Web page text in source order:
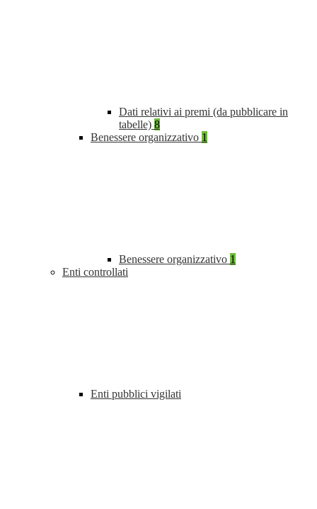
Dati relativi ai premi (da pubblicare in
tabelle) 8
Benessere organizzativo 1
Benessere organizzativo 1
Enti controllati
Enti pubblici vigilati